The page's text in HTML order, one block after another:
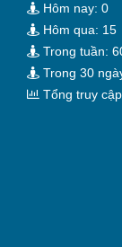
Hôm nay: 0
Hôm qua: 15
Trong tuần:
Trong 30
Tổng truy